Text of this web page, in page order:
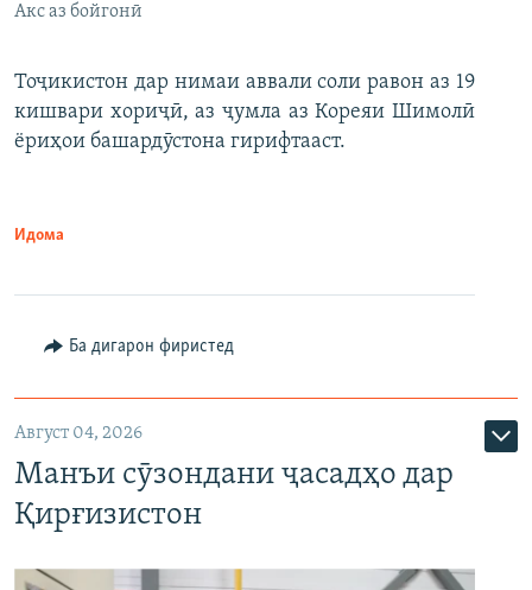
Акс аз бойгонӣ
Тоҷикистон дар нимаи аввали соли равон аз 19
кишвари хориҷӣ, аз ҷумла аз Кореяи Шимолӣ
ёриҳои башардӯстона гирифтааст.
Идома
Ба дигарон фиристед
Август 04, 2026
Манъи сӯзондани ҷасадҳо дар
Қирғизистон